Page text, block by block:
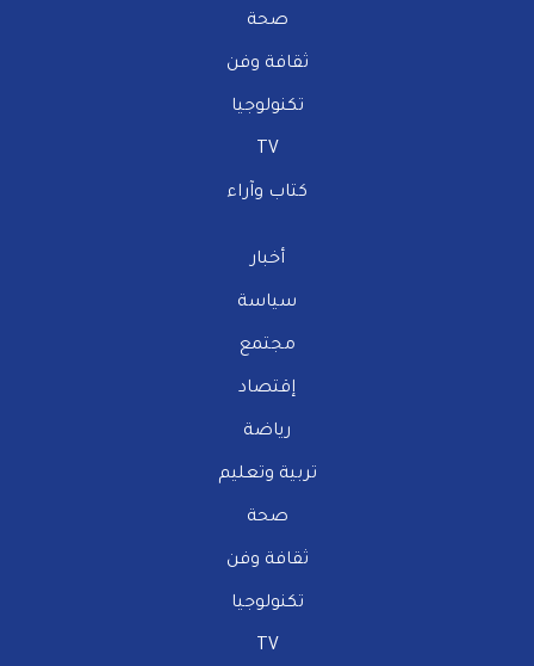
صحة
ثقافة وفن
تكنولوجيا
TV
كتاب وآراء
أخبار
سياسة
مجتمع
إقتصاد
رياضة
تربية وتعليم
صحة
ثقافة وفن
تكنولوجيا
TV